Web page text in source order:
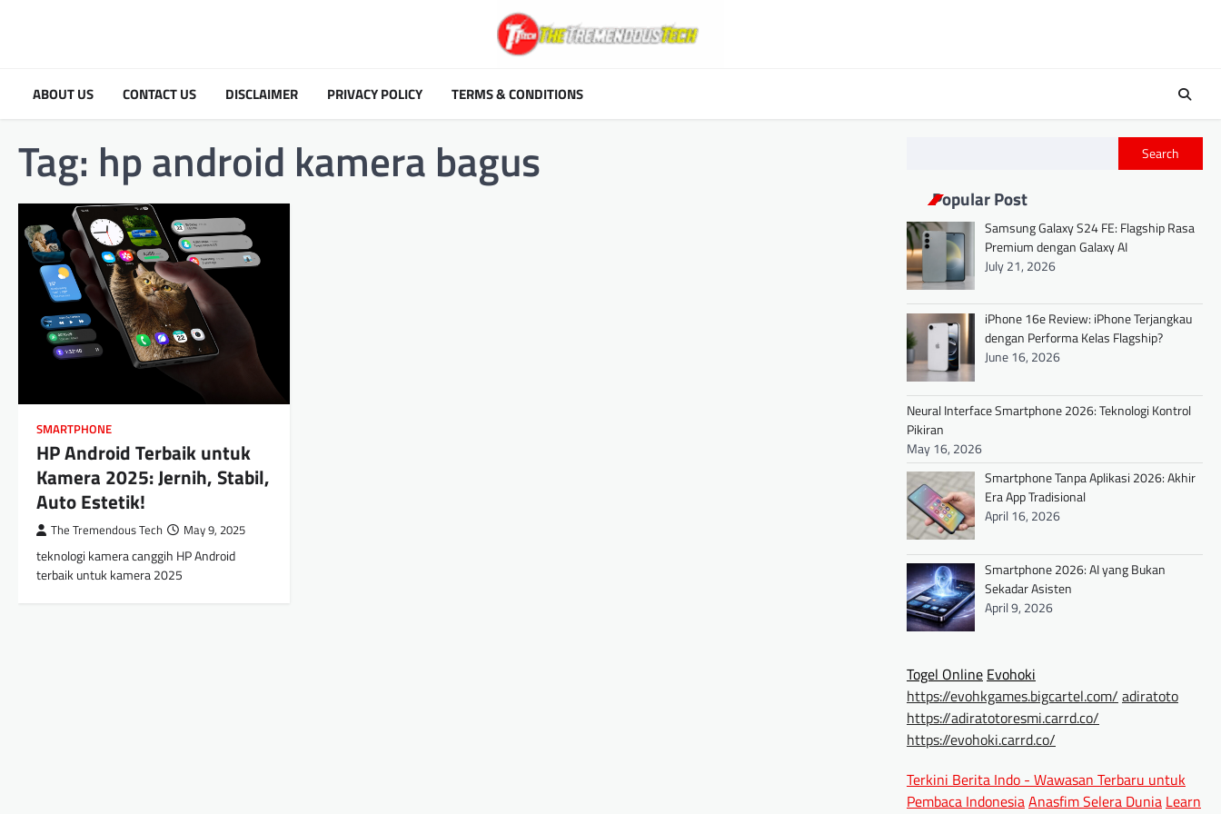
ABOUT US CONTACT US DISCLAIMER PRIVACY POLICY TERMS & CONDITIONS
Tag: hp android kamera bagus
SMARTPHONE
HP Android Terbaik untuk
Kamera 2025: Jernih, Stabil,
Auto Estetik!
The Tremendous Tech May 9, 2025
teknologi kamera canggih HP Android
terbaik untuk kamera 2025
Search
Popular Post
Samsung Galaxy S24 FE: Flagship Rasa
Premium dengan Galaxy AI
July 21, 2026
iPhone 16e Review: iPhone Terjangkau
dengan Performa Kelas Flagship?
June 16, 2026
Neural Interface Smartphone 2026: Teknologi Kontrol
Pikiran
May 16, 2026
Smartphone Tanpa Aplikasi 2026: Akhir
Era App Tradisional
April 16, 2026
Smartphone 2026: AI yang Bukan
Sekadar Asisten
April 9, 2026
Togel Online Evohoki
https://evohkgames.bigcartel.com/ adiratoto
https://adiratotoresmi.carrd.co/
https://evohoki.carrd.co/
Terkini Berita Indo - Wawasan Terbaru untuk
Pembaca IndonesiaAnasfim Selera Dunia Learn